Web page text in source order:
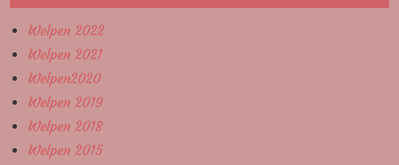
Welpen 2022
Welpen 2021
Welpen2020
Welpen 2019
Welpen 2018
Welpen 2015